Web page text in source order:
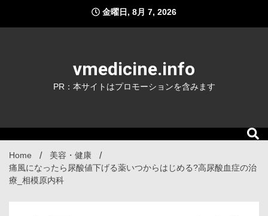
content
金曜日, 8月 7, 2026
vmedicine.info
PR：本サイトはプロモーションを含みます
Home
美容・健康
痛風になったら尿酸値下げる薬いつからはじめる?高尿酸血症の治
療_相模原内科